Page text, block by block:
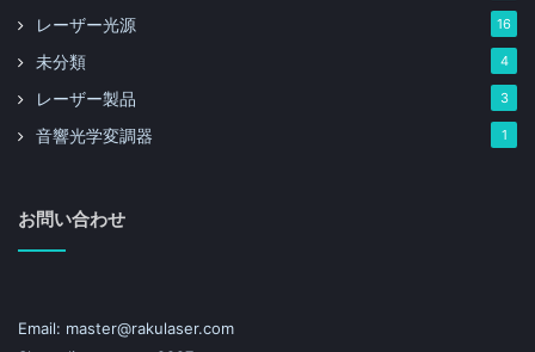
レーザー光源 16
未分類 4
レーザー製品 3
音響光学変調器 1
お問い合わせ
Email: master@rakulaser.com